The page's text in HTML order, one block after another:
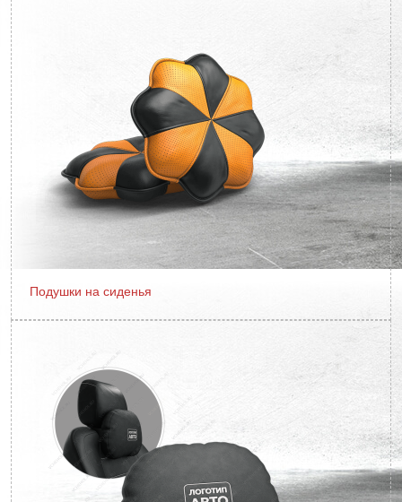
Подушки на сиденья